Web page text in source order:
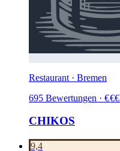
Restaurant · Bremen
695 Bewertungen · €€€
CHIKOS
9,4